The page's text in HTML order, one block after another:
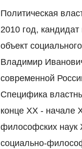
Политическая
2010 год,
объект
Владимир
современной
Специфика
конце XX - начале
философских наук
социально-